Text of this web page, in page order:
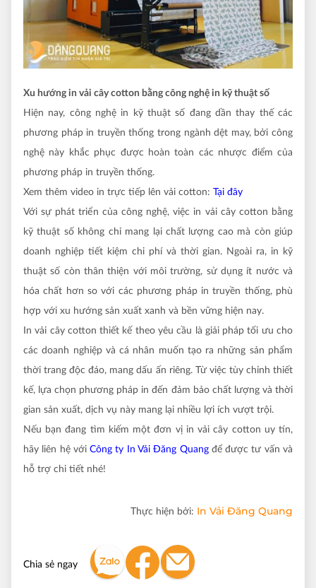
Xu hướng in vải cây cotton bằng công nghệ in kỹ thuật số
Hiện nay, công nghệ in kỹ thuật số đang dần thay thế các
phương pháp in truyền thống trong ngành dệt may, bởi công
nghệ này khắc phục được hoàn toàn các nhược điểm của
phương pháp in truyền thống.
Xem thêm video in trực tiếp lên vải cotton: Tại đây
Với sự phát triển của công nghệ, việc in vải cây cotton bằng
kỹ thuật số không chỉ mang lại chất lượng cao mà còn giúp
doanh nghiệp tiết kiệm chi phí và thời gian. Ngoài ra, in kỹ
thuật số còn thân thiện với môi trường, sử dụng ít nước và
hóa chất hơn so với các phương pháp in truyền thống, phù
hợp với xu hướng sản xuất xanh và bền vững hiện nay.
In vải cây cotton thiết kế theo yêu cầu là giải pháp tối ưu cho
các doanh nghiệp và cá nhân muốn tạo ra những sản phẩm
thời trang độc đáo, mang dấu ấn riêng. Từ việc tùy chỉnh thiết
kế, lựa chọn phương pháp in đến đảm bảo chất lượng và thời
gian sản xuất, dịch vụ này mang lại nhiều lợi ích vượt trội.
Nếu bạn đang tìm kiếm một đơn vị in vải cây cotton uy tín,
hãy liên hệ vớiCông ty In Vải Đăng Quangđể được tư vấn và
hỗ trợ chi tiết nhé!
Thực hiện bởi: In Vải Đăng Quang
Chia sẻ ngay